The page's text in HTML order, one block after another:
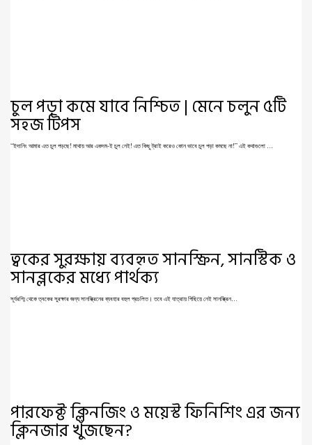
চুল পড়া কমে যাবে নিশ্চিত | মেনে চলুন ৫টি
সহজ টিপস
“ইদানিং আমার এত চুল পড়ছে! মাথায় আর একদম-ই চুল নেই! এত কিছু ট্রাই করেও কোন ভাবে চুল পড়া কমছে না!” এই কথাগুলো …
ত্বকের সুরক্ষায় ব্যবহৃত সানস্ক্রিন, সানস্টিক ও
সানব্লকের মধ্যে পার্থক্য
সূর্যরশ্মি থেকে ত্বকের সুরক্ষার জন্য সানস্ক্রিনের ব্যবহার বহুল প্রচলিত। তবে এই যাত্রায় পিছিয়ে নেই সানস্ক্রিন…
পারফেক্ট ক্লিনজিং ও ময়েস্ট ফিনিশিং এর জন্য
ক্লিনজার খুঁজছেন?